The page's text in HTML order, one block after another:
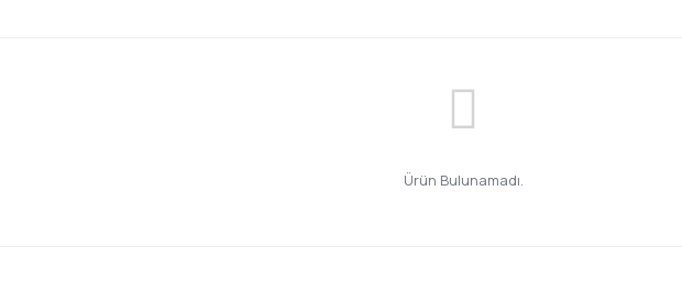
Ürün Bulunamadı.